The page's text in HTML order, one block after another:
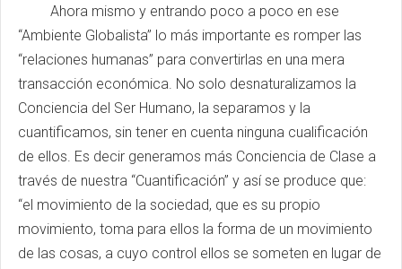
Ahora mismo y entrando poco a poco en ese
“Ambiente Globalista” lo más importante es romper las
“relaciones humanas” para convertirlas en una mera
transacción económica. No solo desnaturalizamos la
Conciencia del Ser Humano, la separamos y la
cuantificamos, sin tener en cuenta ninguna cualificación
de ellos. Es decir generamos más Conciencia de Clase a
través de nuestra “Cuantificación” y así se produce que:
“el movimiento de la sociedad, que es su propio
movimiento, toma para ellos la forma de un movimiento
de las cosas, a cuyo control ellos se someten en lugar de